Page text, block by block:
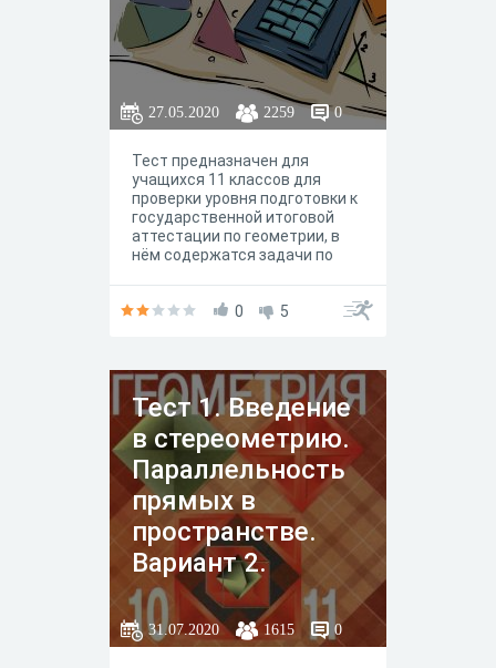
27.05.2020 2259 0
Тест предназначен для
учащихся 11 классов для
проверки уровня подготовки к
государственной итоговой
аттестации по геометрии, в
нём содержатся задачи по
банка. Ответом для каждого
0 5
Тест 1. Введение
в стереометрию.
Параллельность
прямых в
пространстве.
Вариант 2.
31.07.2020 1615 0